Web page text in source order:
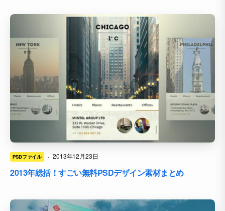
PSDファイル · 2013年12月23日
2013年総括！すごい無料PSDデザイン素材まとめ